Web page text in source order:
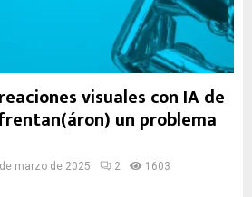
visuales con IA de
un problema
marzo de 2025 2 1603